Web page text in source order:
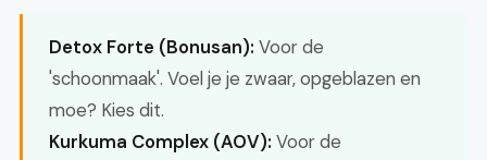
Detox Forte (Bonusan): Voor de
'schoonmaak'. Voel je je zwaar, opgeblazen en
moe? Kies dit.
Kurkuma Complex (AOV): Voor de